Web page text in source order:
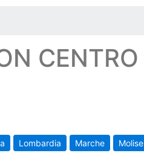
CENTRO
Lombardia Marche Molise